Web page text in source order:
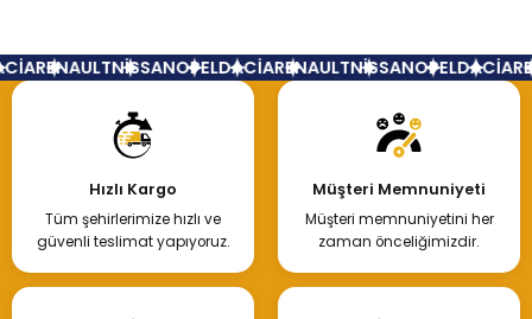
4.000,00 TL
Hemen İncele
RENAULTNİSSANOPELDACİARENAULTNİSSANOPELDACİA
Hızlı Kargo
Tüm şehirlerimize hızlı ve
güvenli teslimat yapıyoruz.
Müşteri Memnuniyeti
Müşteri memnuniyetini her
zaman önceliğimizdir.